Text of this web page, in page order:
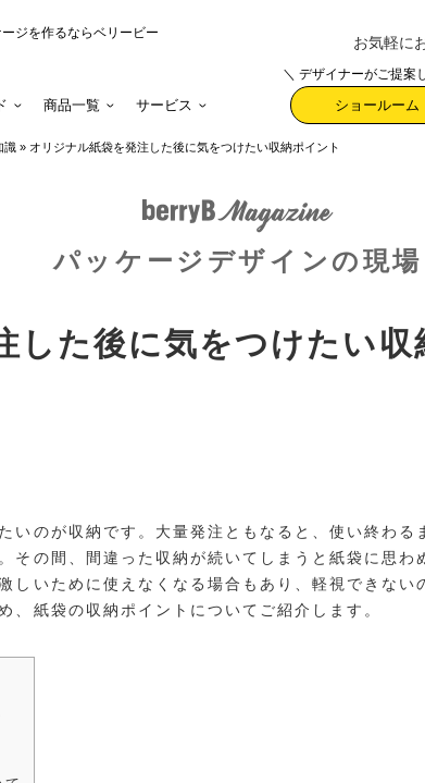
ジを作るならベリービー
お気軽に
商品一覧 サービス
＼ デザイナーがご提案
ショールーム
識 » オリジナル紙袋を発注した後に気をつけたい収納ポイント
パッケージデザインの現場
した後に気をつけたい収
いのが収納です。大量発注ともなると、使い終わる
その間、間違った収納が続いてしまうと紙袋に思わ
しいために使えなくなる場合もあり、軽視できない
、紙袋の収納ポイントについてご紹介します。